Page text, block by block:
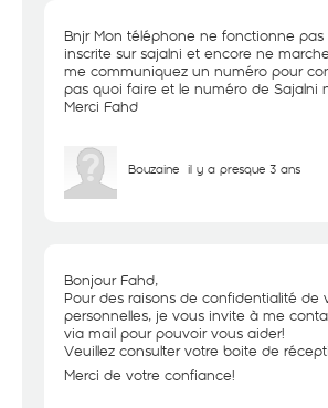
Bnjr Mon téléphone ne fonctionne pas
inscrite sur sajalni et encore ne
me communiquez un numéro pour
pas quoi faire et le numéro de Sajalni
Merci Fahd
Bouzaine il y a presque 3 ans
Bonjour Fahd,
Pour des raisons de confidentialité de
personnelles, je vous invite à me
via mail pour pouvoir vous aider!
Veuillez consulter votre boite de
Merci de votre confiance!